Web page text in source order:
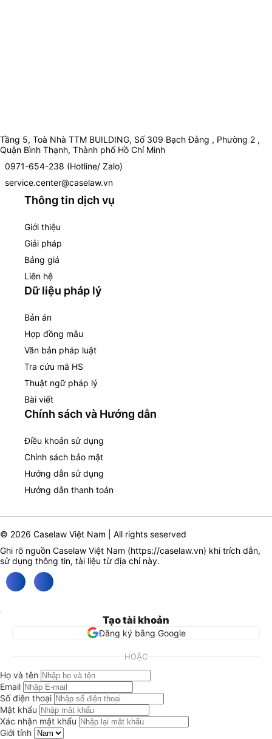
Tầng 5, Toà Nhà TTM BUILDING, Số 309 Bạch Đằng , Phường 2 ,
Quận Bình Thạnh, Thành phố Hồ Chí Minh
0971-654-238 (Hotline/ Zalo)
service.center@caselaw.vn
Thông tin dịch vụ
Giới thiệu
Giải pháp
Bảng giá
Liên hệ
Dữ liệu pháp lý
Bản án
Hợp đồng mẫu
Văn bản pháp luật
Tra cứu mã HS
Thuật ngữ pháp lý
Bài viết
Chính sách và Hướng dẫn
Điều khoản sử dụng
Chính sách bảo mật
Hướng dẫn sử dụng
Hướng dẫn thanh toán
© 2026 Caselaw Việt Nam | All rights seserved
Ghi rõ nguồn Caselaw Việt Nam (https://caselaw.vn) khi trích dẫn,
sử dụng thông tin, tài liệu từ địa chỉ này.
Tạo tài khoản
Đăng ký bằng Google
HOẶC
Họ và tên
Email
Số điện thoại
Mật khẩu
Xác nhận mật khẩu
Giới tính